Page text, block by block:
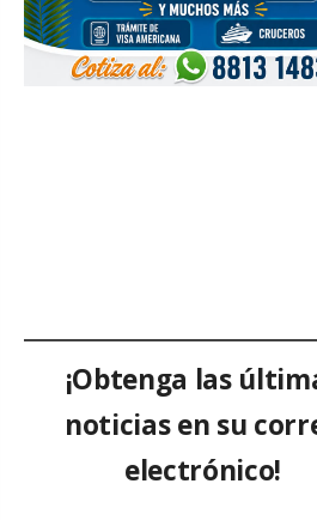
¡Obtenga las
noticias en su
electrónico!